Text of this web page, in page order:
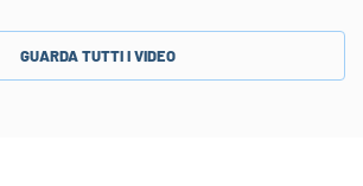
GUARDA TUTTI I VIDEO